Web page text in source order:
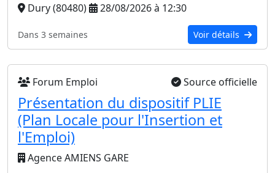
Dury (80480)
28/08/2026 à 12:30
Dans 3 semaines Voir détails
Forum Emploi Source officielle
Présentation du dispositif PLIE
(Plan Locale pour l'Insertion et
l'Emploi)
Agence AMIENS GARE